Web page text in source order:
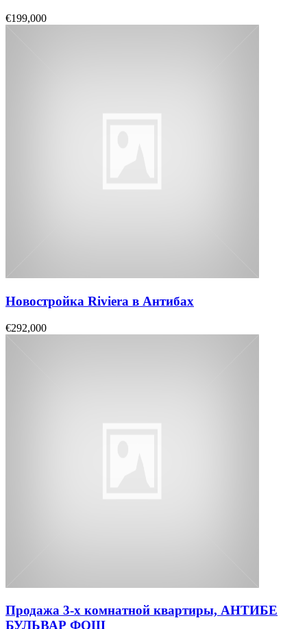
€199,000
Новостройка Riviera в Антибах
€292,000
Продажа 3-х комнатной квартиры, АНТИБЕ
БУЛЬВАР ФОШ